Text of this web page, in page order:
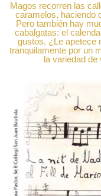
Magos recorren las
caramelos, haciendo
Pero también hay
cabalgatas: el
gustos. ¿Le apetece
tranquilamente por un
la variedad